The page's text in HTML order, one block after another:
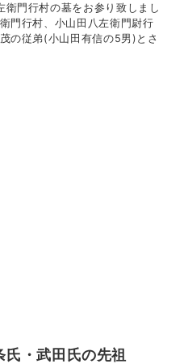
衛門行村の墓をお参り致しまし
門行村、小山田八左衛門尉行
の従弟(小山田有信の5男)とさ
・武田氏の先祖